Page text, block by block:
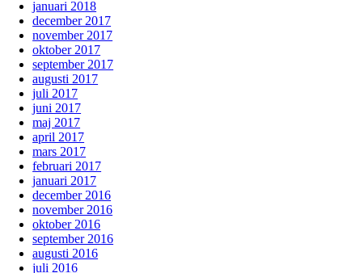
januari 2018
december 2017
november 2017
oktober 2017
september 2017
augusti 2017
juli 2017
juni 2017
maj 2017
april 2017
mars 2017
februari 2017
januari 2017
december 2016
november 2016
oktober 2016
september 2016
augusti 2016
juli 2016